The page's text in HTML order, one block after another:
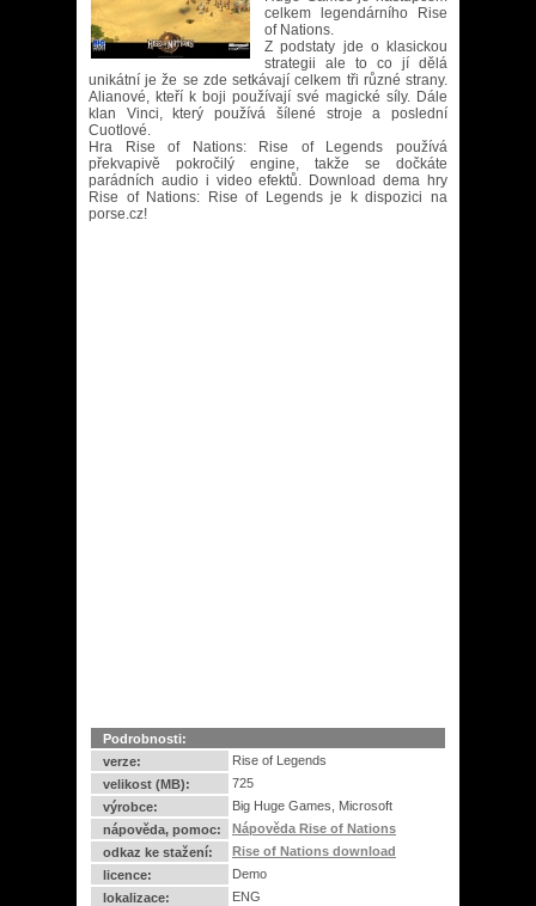
celkem legendárního Rise
of Nations.
Z podstaty jde o klasickou
strategii ale to co jí dělá
unikátní je že se zde setkávají celkem tři různé strany.
Alianové, kteří k boji používají své magické síly. Dále
klan Vinci, který používá šílené stroje a poslední
Cuotlové.
Hra Rise of Nations: Rise of Legends používá
překvapivě pokročilý engine, takže se dočkáte
parádních audio i video efektů. Download dema hry
Rise of Nations: Rise of Legends je k dispozici na
porse.cz!
Podrobnosti:
verze:
Rise of Legends
velikost (MB):
725
výrobce:
Big Huge Games, Microsoft
nápověda, pomoc:
Nápověda Rise of Nations
odkaz ke stažení:
Rise of Nations download
licence:
Demo
lokalizace:
ENG